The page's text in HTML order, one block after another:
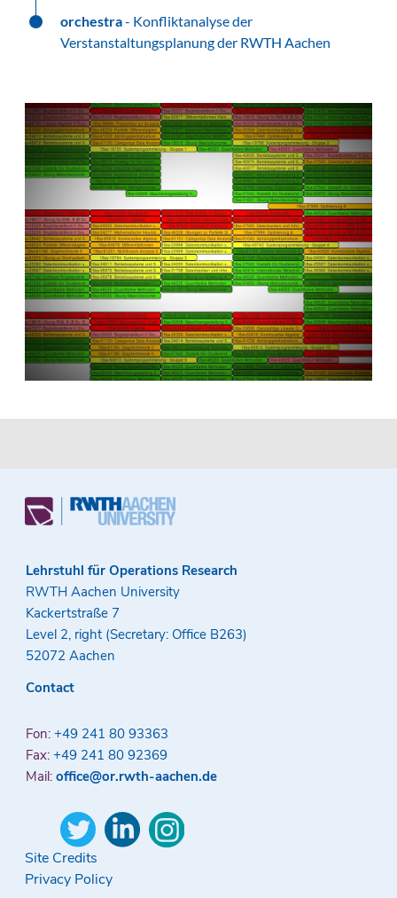
orchestra- Konfliktanalyse der
Verstanstaltungsplanung der RWTH Aachen
Lehrstuhl für Operations Research
RWTH Aachen University
Kackertstraße 7
Level 2, right (Secretary: Office B263)
52072 Aachen
Contact
Fon: +49 241 80 93363
Fax: +49 241 80 92369
Mail: office@or.rwth-aachen.de
Site Credits
Privacy Policy